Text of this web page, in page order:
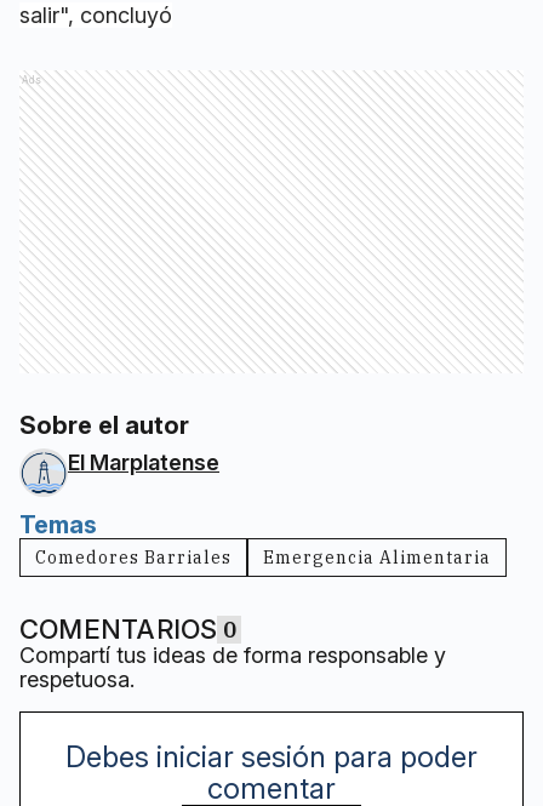
salir", concluyó
Ads
Sobre el autor
El Marplatense
Temas
Comedores Barriales Emergencia Alimentaria
COMENTARIOS 0
Compartí tus ideas de forma responsable y
respetuosa.
Debes iniciar sesión para poder
comentar